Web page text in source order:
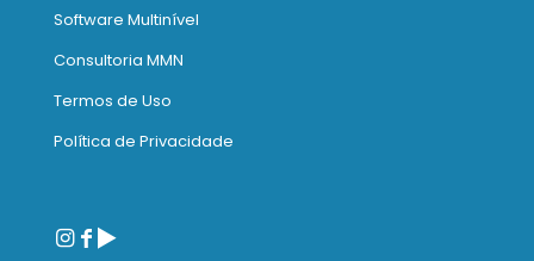
Software Multinível
Consultoria MMN
Termos de Uso
Política de Privacidade